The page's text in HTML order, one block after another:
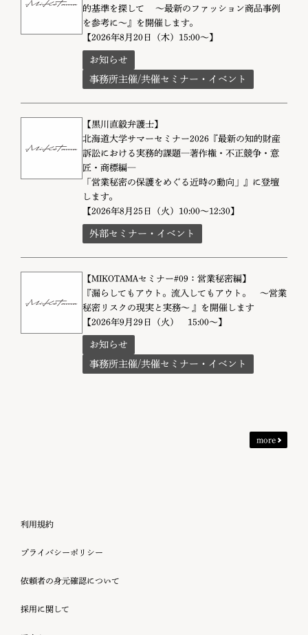
的基準を探して ～最新のファッション商品事例
を参考に～』を開催します。
【2026年8月20日（木）15:00～】
お知らせ
事務所主催/共催セミナー・イベント
【黒川直毅弁護士】
北海道大学サマーセミナー2026『最新の知的財産
訴訟における実務的課題―著作権・不正競争・意
匠・商標編―
「営業秘密の保護をめぐる近時の動向」』に登壇
します。
【2026年8月25日（火）10:00～12:30】
外部セミナー・イベント
【MIKOTAMAセミナー#09：営業秘密編】
『漏らしてもアウト。流入してもアウト。 〜営業
秘密リスクの現実と実務〜 』を開催します
【2026年9月29日（火） 15:00～】
お知らせ
事務所主催/共催セミナー・イベント
more
利用規約
プライバシーポリシー
依頼者の身元確認について
採用に関して